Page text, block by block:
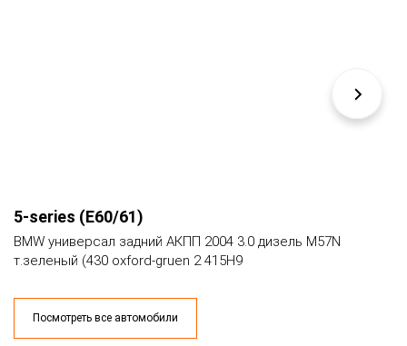
5-series (E60/61)
BMW универсал задний АКПП 2004 3.0 дизель M57N
т.зеленый (430 oxford-gruen 2 415H9
Посмотреть все автомобили